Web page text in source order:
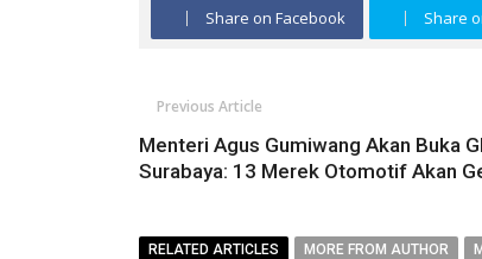
Share on Facebook Share
Previous Article
Menteri Agus Gumiwang Akan Buka
Surabaya: 13 Merek Otomotif Akan
RELATED ARTICLES MORE FROM AUTHOR